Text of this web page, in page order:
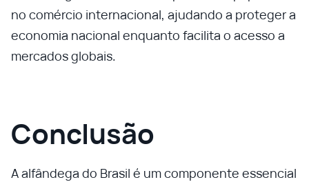
no comércio internacional, ajudando a proteger a
economia nacional enquanto facilita o acesso a
mercados globais.
Conclusão
A alfândega do Brasil é um componente essencial